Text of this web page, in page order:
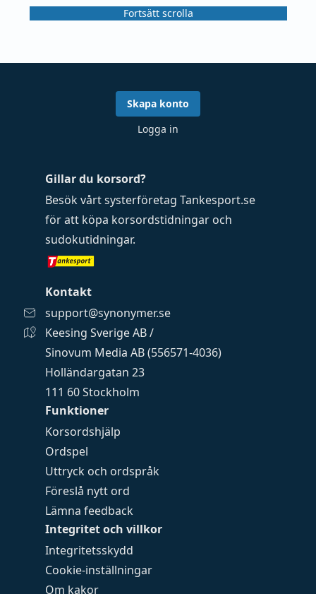
Fortsätt scrolla
Funktioner
Korsordshjälp
Ordspel
Uttryck och ordspråk
Föreslå nytt ord
Lämna feedback
Integritet och villkor
Integritetsskydd
Cookie-inställningar
Om kakor
Gillar du korsord?
Besök vårt systerföretag Tankesport.se
för att köpa korsordstidningar och
sudokutidningar.
Kontakt
support@synonymer.se
Keesing Sverige AB /
Sinovum Media AB (556571-4036)
Holländargatan 23
111 60 Stockholm
Skapa konto
Logga in